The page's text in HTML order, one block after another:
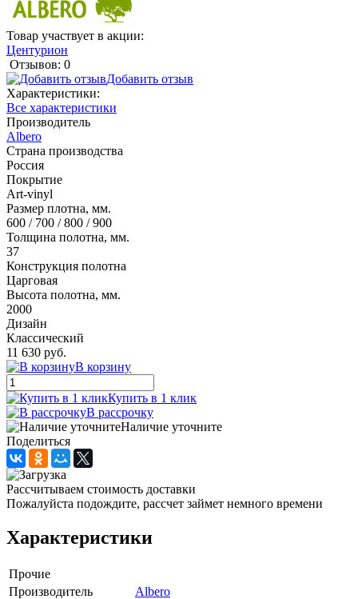
Товар участвует в акции:
Центурион
Отзывов: 0
Добавить отзыв
Характеристики:
Все характеристики
Производитель
Albero
Страна производства
Россия
Покрытие
Art-vinyl
Размер плотна, мм.
600 / 700 / 800 / 900
Толщина полотна, мм.
37
Конструкция полотна
Царговая
Высота полотна, мм.
2000
Дизайн
Классический
11 630 руб.
В корзину
Купить в 1 клик
В рассрочку
Наличие уточните
Поделиться
Рассчитываем стоимость доставки
Пожалуйста подождите, рассчет займет немного времени
Характеристики
Прочие
Производитель
Albero